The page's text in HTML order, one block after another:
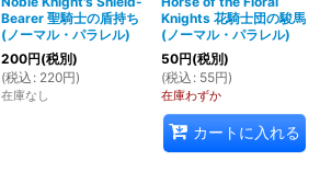
Bearer 聖騎士の盾持ち
(ノーマル・パラレル)
200円(税別)
(税込 : 220円)
在庫なし
Knights 花騎士団の駿馬
(ノーマル・パラレル)
50円(税別)
(税込 : 55円)
在庫わずか
カートに入れる